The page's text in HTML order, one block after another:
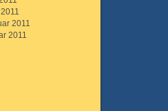
2011
2011